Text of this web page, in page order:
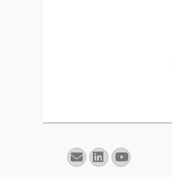
E-
mail
Linkedin
YouTube